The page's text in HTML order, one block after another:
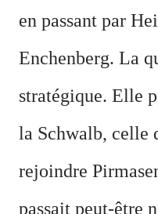
en passant par
Enchenberg. La
stratégique. Elle
la Schwalb, celle
rejoindre
passait peut-être